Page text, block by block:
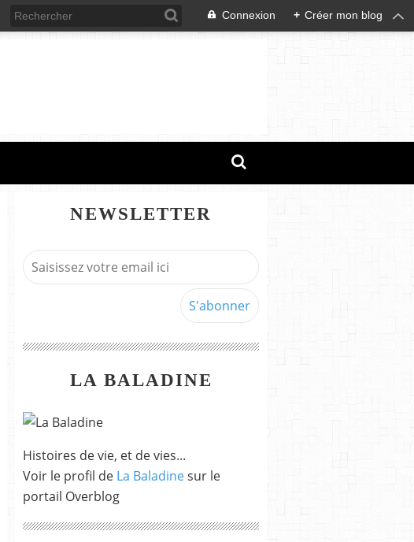
Connexion + Créer mon blog
NEWSLETTER
LA BALADINE
Histoires de vie, et de vies...
Voir le profil de La Baladinesur le
portail Overblog